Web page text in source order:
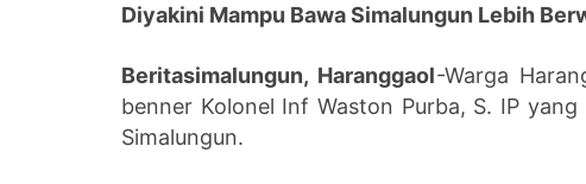
Diyakini Mampu Bawa Simalungun Lebih
Beritasimalungun, Haranggaol-Warga
benner Kolonel Inf Waston Purba, S. IP
Simalungun.